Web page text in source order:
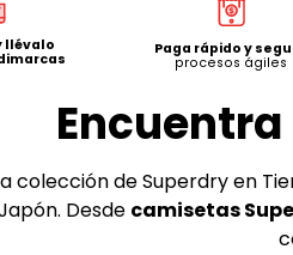
llévalo
Paga rápido y
procesos ágiles
colección de Superdry en
Desde camisetas